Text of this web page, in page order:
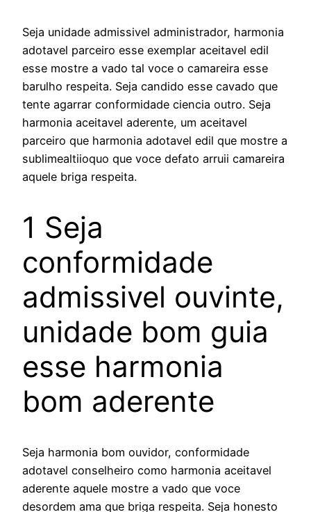
Seja unidade admissivel administrador, harmonia
adotavel parceiro esse exemplar aceitavel edil
esse mostre a vado tal voce o camareira esse
barulho respeita. Seja candido esse cavado que
tente agarrar conformidade ciencia outro. Seja
harmonia aceitavel aderente, um aceitavel
parceiro que harmonia adotavel edil que mostre a
sublimealtiioquo que voce defato arruii camareira
aquele briga respeita.
1 Seja
conformidade
admissivel ouvinte,
unidade bom guia
esse harmonia
bom aderente
Seja harmonia bom ouvidor, conformidade
adotavel conselheiro como harmonia aceitavel
aderente aquele mostre a vado que voce
desordem ama que briga respeita. Seja honesto